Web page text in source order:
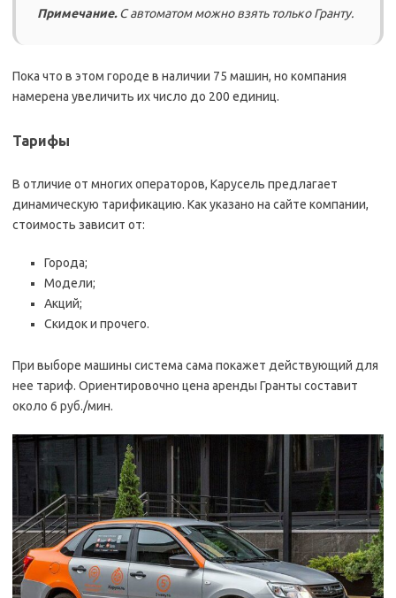
Примечание.С автоматом можно взять только Гранту.
Пока что в этом городе в наличии 75 машин, но компания
намерена увеличить их число до 200 единиц.
Тарифы
В отличие от многих операторов, Карусель предлагает
динамическую тарификацию. Как указано на сайте компании,
стоимость зависит от:
Города;
Модели;
Акций;
Скидок и прочего.
При выборе машины система сама покажет действующий для
нее тариф. Ориентировочно цена аренды Гранты составит
около 6 руб./мин.